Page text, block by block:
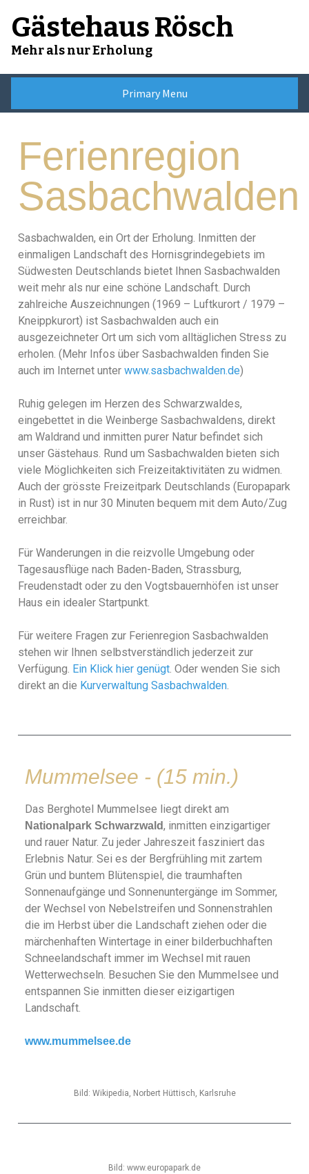
Gästehaus Rösch
Mehr als nur Erholung
Primary Menu
Ferienregion
Sasbachwalden
Sasbachwalden, ein Ort der Erholung. Inmitten der
einmaligen Landschaft des Hornisgrindegebiets im
Südwesten Deutschlands bietet Ihnen Sasbachwalden
weit mehr als nur eine schöne Landschaft. Durch
zahlreiche Auszeichnungen (1969 – Luftkurort / 1979 –
Kneippkurort) ist Sasbachwalden auch ein
ausgezeichneter Ort um sich vom alltäglichen Stress zu
erholen. (Mehr Infos über Sasbachwalden finden Sie
auch im Internet unter www.sasbachwalden.de)
Ruhig gelegen im Herzen des Schwarzwaldes,
eingebettet in die Weinberge Sasbachwaldens, direkt
am Waldrand und inmitten purer Natur befindet sich
unser Gästehaus. Rund um Sasbachwalden bieten sich
viele Möglichkeiten sich Freizeitaktivitäten zu widmen.
Auch der grösste Freizeitpark Deutschlands (Europapark
in Rust) ist in nur 30 Minuten bequem mit dem Auto/Zug
erreichbar.
Für Wanderungen in die reizvolle Umgebung oder
Tagesausflüge nach Baden-Baden, Strassburg,
Freudenstadt oder zu den Vogtsbauernhöfen ist unser
Haus ein idealer Startpunkt.
Für weitere Fragen zur Ferienregion Sasbachwalden
stehen wir Ihnen selbstverständlich jederzeit zur
Verfügung. Ein Klick hier genügt. Oder wenden Sie sich
direkt an die Kurverwaltung Sasbachwalden.
Mummelsee - (15 min.)
Das Berghotel Mummelsee liegt direkt am
Nationalpark Schwarzwald, inmitten einzigartiger
und rauer Natur. Zu jeder Jahreszeit fasziniert das
Erlebnis Natur. Sei es der Bergfrühling mit zartem
Grün und buntem Blütenspiel, die traumhaften
Sonnenaufgänge und Sonnenuntergänge im Sommer,
der Wechsel von Nebelstreifen und Sonnenstrahlen
die im Herbst über die Landschaft ziehen oder die
märchenhaften Wintertage in einer bilderbuchhaften
Schneelandschaft immer im Wechsel mit rauen
Wetterwechseln. Besuchen Sie den Mummelsee und
entspannen Sie inmitten dieser eizigartigen
Landschaft.
www.mummelsee.de
Bild: Wikipedia, Norbert Hüttisch, Karlsruhe
Bild: www.europapark.de